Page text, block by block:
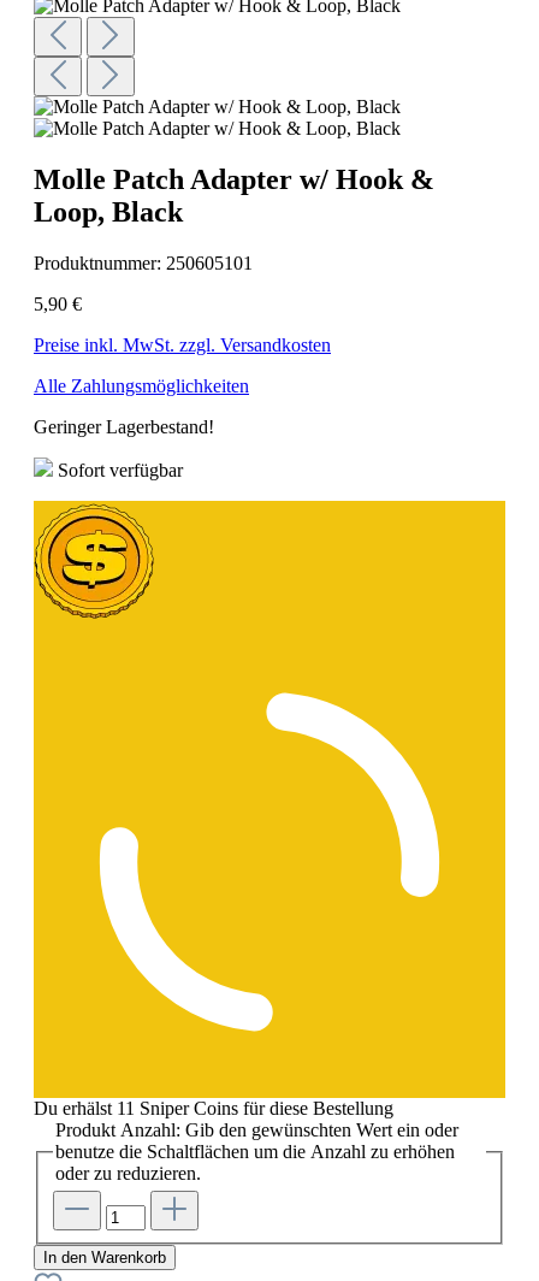
Molle Patch Adapter w/ Hook &
Loop, Black
Produktnummer: 250605101
5,90 €
Preise inkl. MwSt. zzgl. Versandkosten
Alle Zahlungsmöglichkeiten
Geringer Lagerbestand!
Sofort verfügbar
Du erhälst 11 Sniper Coins für diese Bestellung
Produkt Anzahl: Gib den gewünschten Wert ein oder
benutze die Schaltflächen um die Anzahl zu erhöhen
oder zu reduzieren.
In den Warenkorb